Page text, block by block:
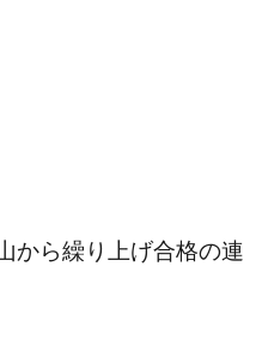
から繰り上げ合格の連